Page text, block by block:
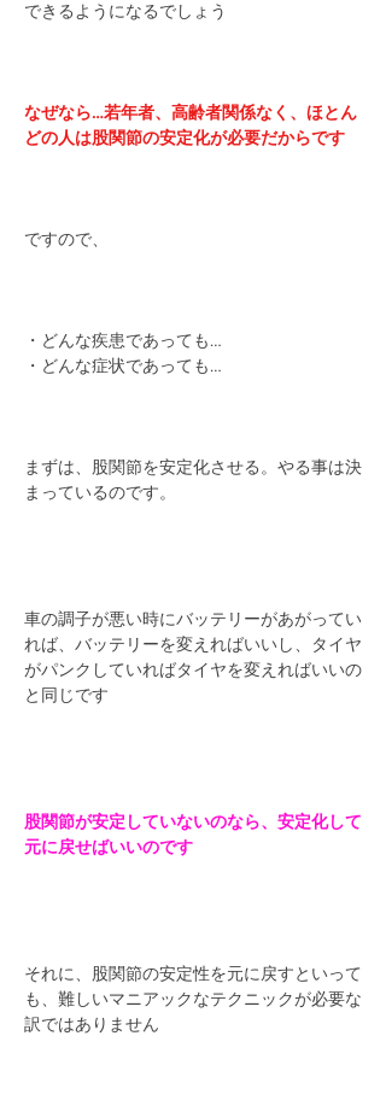
できるようになるでしょう
なぜなら…若年者、高齢者関係なく、ほとん
どの人は股関節の安定化が必要だからです
ですので、
・どんな疾患であっても…
・どんな症状であっても…
まずは、股関節を安定化させる。やる事は決
まっているのです。
車の調子が悪い時にバッテリーがあがってい
れば、バッテリーを変えればいいし、タイヤ
がパンクしていればタイヤを変えればいいの
と同じです
股関節が安定していないのなら、安定化して
元に戻せばいいのです
それに、股関節の安定性を元に戻すといって
も、難しいマニアックなテクニックが必要な
訳ではありません